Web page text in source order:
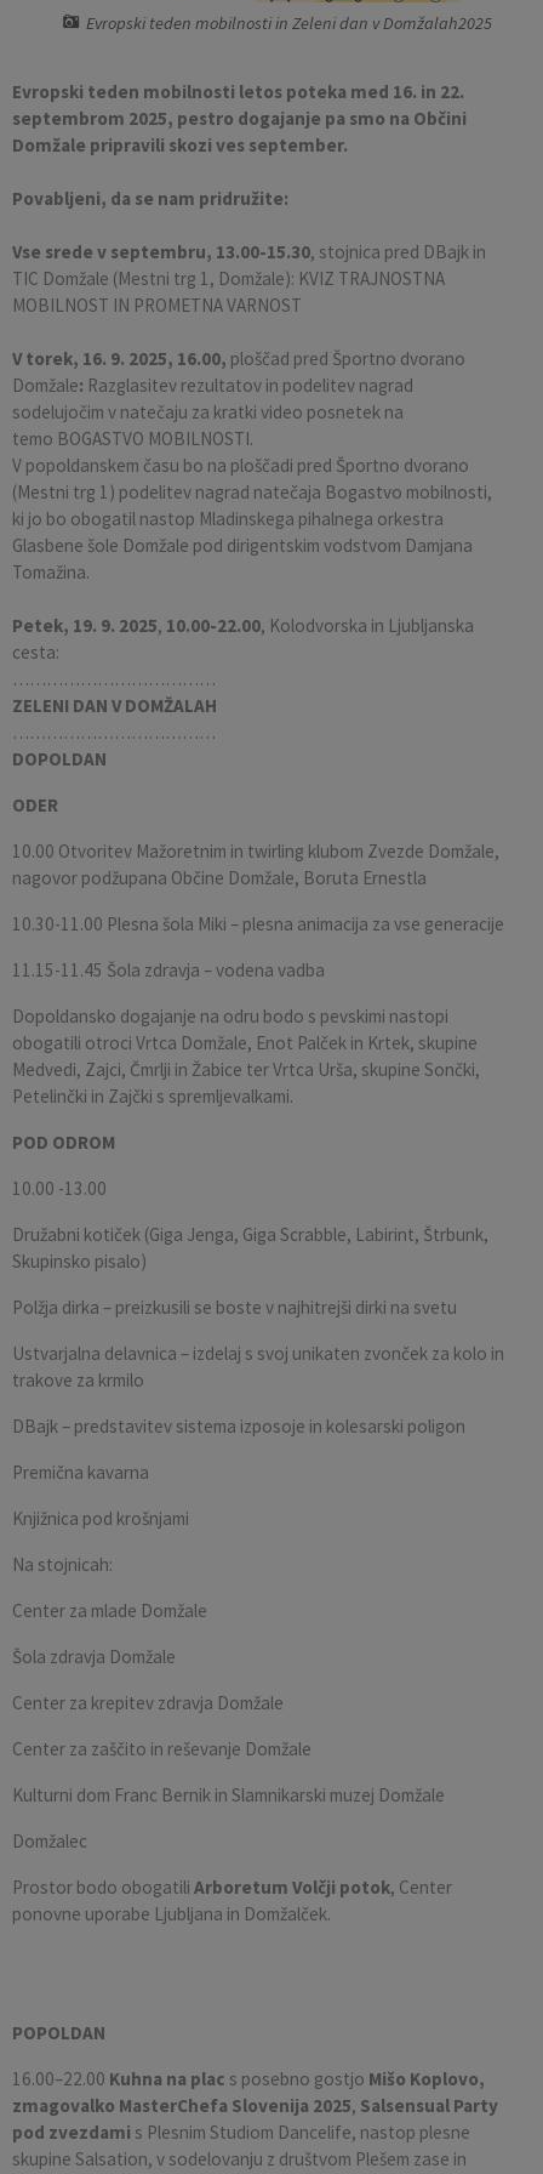
Evropski teden mobilnosti in Zeleni dan v Domžalah2025
Evropski teden mobilnosti letos poteka med 16. in 22.
septembrom 2025, pestro dogajanje pa smo na Občini
Domžale pripravili skozi ves september.
Povabljeni, da se nam pridružite:
Vse srede v septembru, 13.00-15.30, stojnica pred DBajk in
TIC Domžale (Mestni trg 1, Domžale): KVIZ TRAJNOSTNA
MOBILNOST IN PROMETNA VARNOST
V torek, 16. 9. 2025, 16.00, ploščad pred Športno dvorano
Domžale: Razglasitev rezultatov in podelitev nagrad
sodelujočim v natečaju za kratki video posnetek na
temo BOGASTVO MOBILNOSTI.
V popoldanskem času bo na ploščadi pred Športno dvorano
(Mestni trg 1) podelitev nagrad natečaja Bogastvo mobilnosti,
ki jo bo obogatil nastop Mladinskega pihalnega orkestra
Glasbene šole Domžale pod dirigentskim vodstvom Damjana
Tomažina.
Petek, 19. 9. 2025, 10.00-22.00, Kolodvorska in Ljubljanska
cesta:
………………………………
ZELENI DAN V DOMŽALAH
………………………………
DOPOLDAN
ODER
10.00 Otvoritev Mažoretnim in twirling klubom Zvezde Domžale,
nagovor podžupana Občine Domžale, Boruta Ernestla
10.30-11.00 Plesna šola Miki – plesna animacija za vse generacije
11.15-11.45 Šola zdravja – vodena vadba
Dopoldansko dogajanje na odru bodo s pevskimi nastopi
obogatili otroci Vrtca Domžale, Enot Palček in Krtek, skupine
Medvedi, Zajci, Čmrlji in Žabice ter Vrtca Urša, skupine Sončki,
Petelinčki in Zajčki s spremljevalkami.
POD ODROM
10.00 -13.00
Družabni kotiček (Giga Jenga, Giga Scrabble, Labirint, Štrbunk,
Skupinsko pisalo)
Polžja dirka – preizkusili se boste v najhitrejši dirki na svetu
Ustvarjalna delavnica – izdelaj s svoj unikaten zvonček za kolo in
trakove za krmilo
DBajk – predstavitev sistema izposoje in kolesarski poligon
Premična kavarna
Knjižnica pod krošnjami
Na stojnicah:
Center za mlade Domžale
Šola zdravja Domžale
Center za krepitev zdravja Domžale
Center za zaščito in reševanje Domžale
Kulturni dom Franc Bernik in Slamnikarski muzej Domžale
Domžalec
Prostor bodo obogatili Arboretum Volčji potok, Center
ponovne uporabe Ljubljana in Domžalček.
POPOLDAN
16.00–22.00 Kuhna na plac s posebno gostjo Mišo Koplovo,
zmagovalko MasterChefa Slovenija 2025, Salsensual Party
pod zvezdami s Plesnim Studiom Dancelife, nastop plesne
skupine Salsation, v sodelovanju z društvom Plešem zase in
Pobratene občine
Fotogalerija
Občina Moravče
Mestna občina Ljubljana
Občinska volilna komisija
Krajevne skupnosti
Državni organi
Svet za preventivo in vzgojo v cestnem prometu
Katalog informacij javnega značaja
Zaščita in reševanje
Zapuščene živali
Oskrba s plinom
Srednja šola Domžale
Urejanje javnih površin
Pomembni kontakti
Bilteni
Glasilo Slamnik
Občinski predpisi
Uradni vestnik
E-obvestila Občine
Lokalne volitve